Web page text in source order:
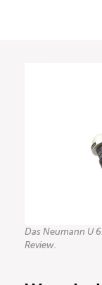
Das Neumann U
Review.